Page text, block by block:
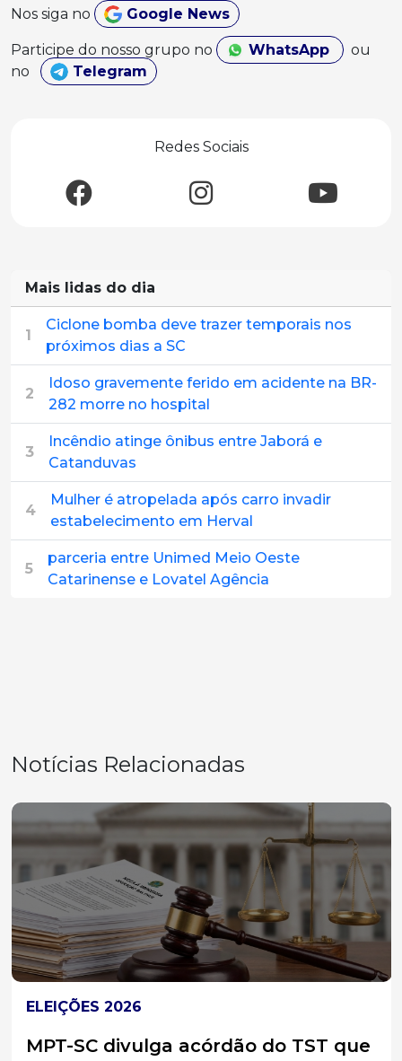
Nos siga no Google News
Participe do nosso grupo no WhatsApp
ou
no
Telegram
Redes Sociais
Mais lidas do dia
1
Ciclone bomba deve trazer temporais nos
próximos dias a SC
2
Idoso gravemente ferido em acidente na BR-
282 morre no hospital
3
Incêndio atinge ônibus entre Jaborá e
Catanduvas
4
Mulher é atropelada após carro invadir
estabelecimento em Herval
5
parceria entre Unimed Meio Oeste
Catarinense e Lovatel Agência
Notícias Relacionadas
ELEIÇÕES 2026
MPT-SC divulga acórdão do TST que